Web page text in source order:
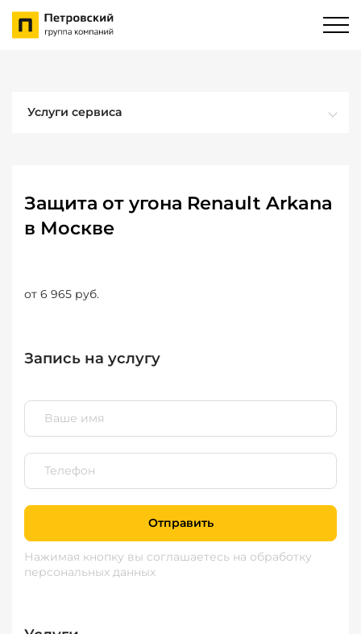
Услуги сервиса
Защита от угона Renault Arkana
в Москве
от 6 965 руб.
Запись на услугу
Отправить
Нажимая кнопку вы соглашаетесь на обработку
персональных данных